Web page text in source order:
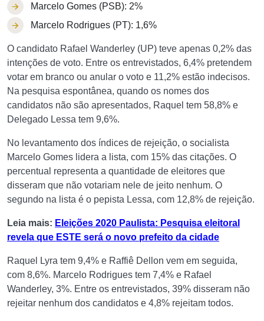
Marcelo Gomes (PSB): 2%
Marcelo Rodrigues (PT): 1,6%
O candidato Rafael Wanderley (UP) teve apenas 0,2% das
intenções de voto. Entre os entrevistados, 6,4% pretendem
votar em branco ou anular o voto e 11,2% estão indecisos.
Na pesquisa espontânea, quando os nomes dos
candidatos não são apresentados, Raquel tem 58,8% e
Delegado Lessa tem 9,6%.
No levantamento dos índices de rejeição, o socialista
Marcelo Gomes lidera a lista, com 15% das citações. O
percentual representa a quantidade de eleitores que
disseram que não votariam nele de jeito nenhum. O
segundo na lista é o pepista Lessa, com 12,8% de rejeição.
Leia mais: Eleições 2020 Paulista: Pesquisa eleitoral
revela que ESTE será o novo prefeito da cidade
Raquel Lyra tem 9,4% e Raffiê Dellon vem em seguida,
com 8,6%. Marcelo Rodrigues tem 7,4% e Rafael
Wanderley, 3%. Entre os entrevistados, 39% disseram não
rejeitar nenhum dos candidatos e 4,8% rejeitam todos.